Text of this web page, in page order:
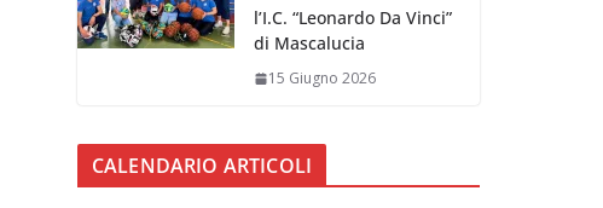
l’I.C. “Leonardo Da Vinci”
di Mascalucia
15 Giugno 2026
CALENDARIO ARTICOLI